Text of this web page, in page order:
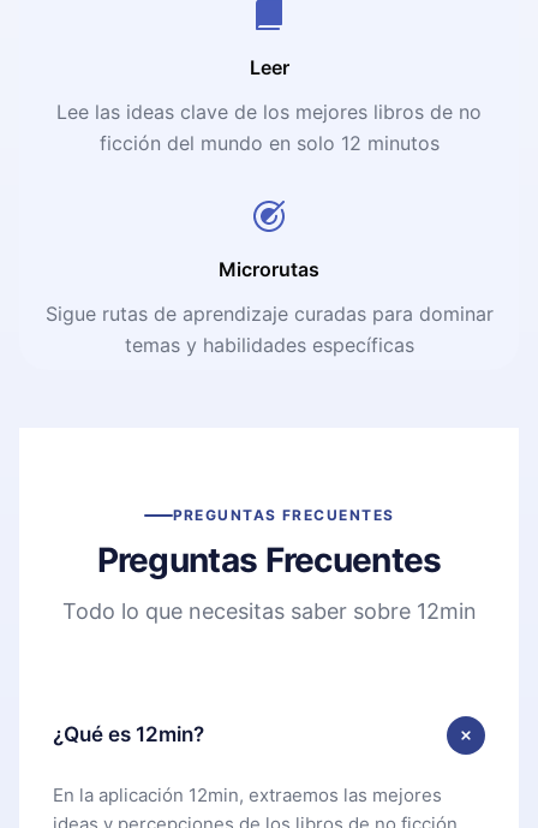
Leer
Lee las ideas clave de los mejores libros de no
ficción del mundo en solo 12 minutos
Microrutas
Sigue rutas de aprendizaje curadas para dominar
temas y habilidades específicas
PREGUNTAS FRECUENTES
Preguntas Frecuentes
Todo lo que necesitas saber sobre 12min
¿Qué es 12min?
En la aplicación 12min, extraemos las mejores